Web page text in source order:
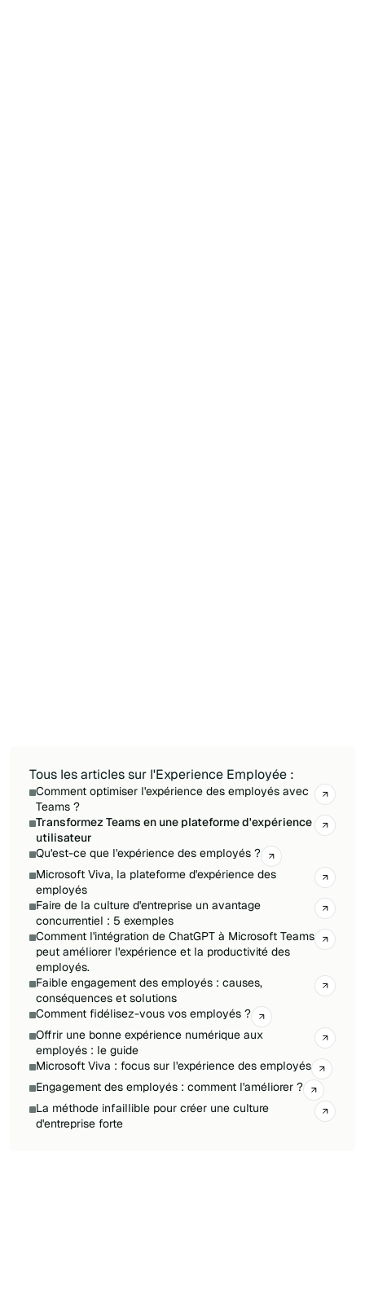
Tous les articles sur l'Experience Employée :
Comment optimiser l'expérience des employés avec
Teams ?
Transformez Teams en une plateforme d'expérience
utilisateur
Qu'est-ce que l'expérience des employés ?
Microsoft Viva, la plateforme d'expérience des
employés
Faire de la culture d'entreprise un avantage
concurrentiel : 5 exemples
Comment l'intégration de ChatGPT à Microsoft Teams
peut améliorer l'expérience et la productivité des
employés.
Faible engagement des employés : causes,
conséquences et solutions
Comment fidélisez-vous vos employés ?
Offrir une bonne expérience numérique aux
employés : le guide
Microsoft Viva : focus sur l'expérience des employés
Engagement des employés : comment l'améliorer ?
La méthode infaillible pour créer une culture
d'entreprise forte